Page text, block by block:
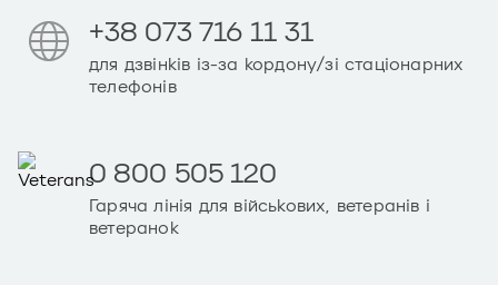
+38 073 716 11 31
для дзвінків із-за кордону/зі стаціонарних
телефонів
0 800 505 120
Гаряча лінія для військових, ветеранів і
ветеранок